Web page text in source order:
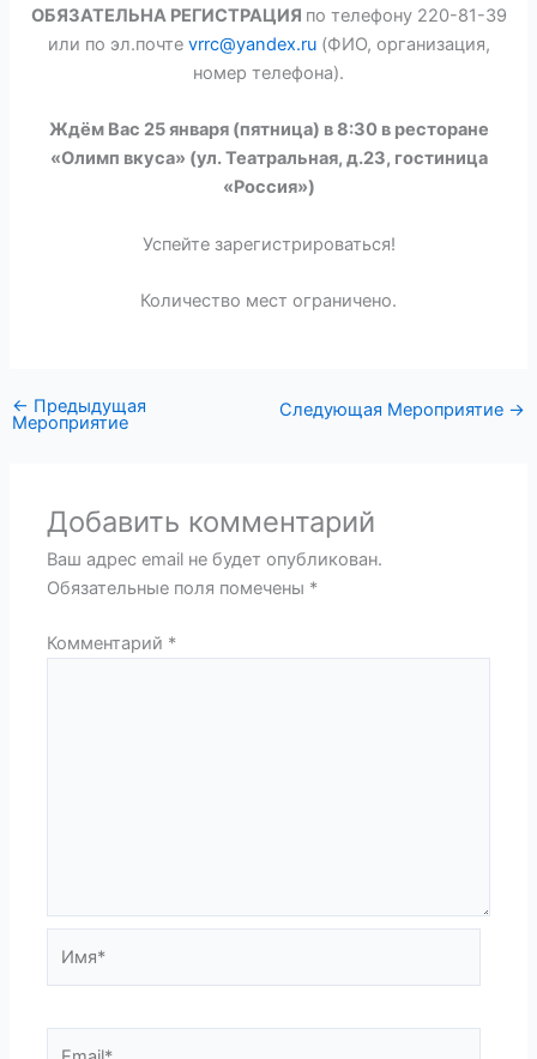
ОБЯЗАТЕЛЬНА РЕГИСТРАЦИЯ по телефону 220-81-39
или по эл.почте vrrc@yandex.ru(ФИО, организация,
номер телефона).
Ждём Вас 25 января (пятница) в 8:30 вресторане
«Олимп вкуса» (ул. Театральная, д.23, гостиница
«Россия»)
Успейте зарегистрироваться!
Количество мест ограничено.
← Предыдущая
Мероприятие
Следующая Мероприятие →
Добавить комментарий
Ваш адрес email не будет опубликован.
Обязательные поля помечены *
Комментарий *